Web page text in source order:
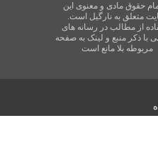
حقوق مادی و معنوی این
متعلق به نارگیل است.
از مطالب در رسانه های
با ذکر منبع و لینک به صفحه
مربوطه بلا مانع است